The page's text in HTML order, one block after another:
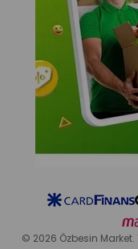
© 2026 Özbesin Market.